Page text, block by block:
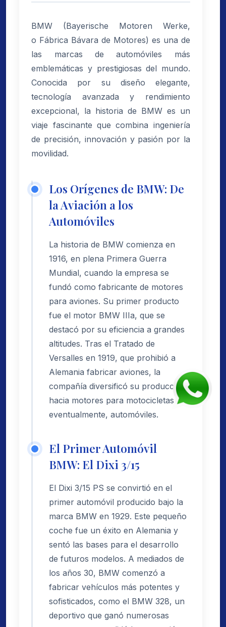
BMW (Bayerische Motoren Werke,
o Fábrica Bávara de Motores) es una de
las marcas de automóviles más
emblemáticas y prestigiosas del mundo.
Conocida por su diseño elegante,
tecnología avanzada y rendimiento
excepcional, la historia de BMW es un
viaje fascinante que combina ingeniería
de precisión, innovación y pasión por la
movilidad.
Los Orígenes de BMW: De
la Aviación a los
Automóviles
La historia de BMW comienza en
1916, en plena Primera Guerra
Mundial, cuando la empresa se
fundó como fabricante de motores
para aviones. Su primer producto
fue el motor BMW IIIa, que se
destacó por su eficiencia a grandes
altitudes. Tras el Tratado de
Versalles en 1919, que prohibió a
Alemania fabricar aviones, la
compañía diversificó su producción
hacia motores para motocicletas y,
eventualmente, automóviles.
El Primer Automóvil
BMW: El Dixi 3/15
El Dixi 3/15 PS se convirtió en el
primer automóvil producido bajo la
marca BMW en 1929. Este pequeño
coche fue un éxito en Alemania y
sentó las bases para el desarrollo
de futuros modelos. A mediados de
los años 30, BMW comenzó a
fabricar vehículos más potentes y
sofisticados, como el BMW 328, un
deportivo que ganó numerosas